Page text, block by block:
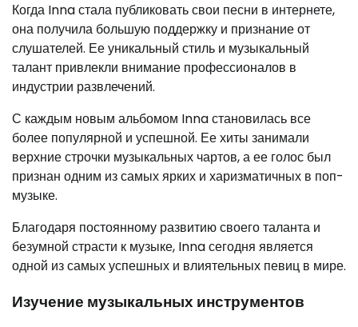
Когда Inna стала публиковать свои песни в интернете,
она получила большую поддержку и признание от
слушателей. Ее уникальный стиль и музыкальный
талант привлекли внимание профессионалов в
индустрии развлечений.
С каждым новым альбомом Inna становилась все
более популярной и успешной. Ее хиты занимали
верхние строчки музыкальных чартов, а ее голос был
признан одним из самых ярких и харизматичных в поп-
музыке.
Благодаря постоянному развитию своего таланта и
безумной страсти к музыке, Inna сегодня является
одной из самых успешных и влиятельных певиц в мире.
Изучение музыкальных инструментов